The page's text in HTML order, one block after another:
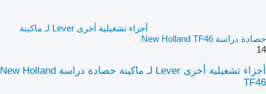
أجزاء تشغيلية أخرى Lever لـ ماكينة
حصادة دراسة New Holland TF46
14
أجزاء تشغيلية أخرى Lever لـ ماكينة حصادة دراسة New Holland
TF46